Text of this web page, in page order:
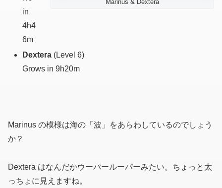
Marinus & Dextera
in
4h4
6m
Dextera (Level 6)
Grows in 9h20m
Marinus の模様は海の「波」をあらわしているのでしょう
か？
Dextera はなんだかウーパールーパーみたい。ちょっと太
っちょに見えますね。